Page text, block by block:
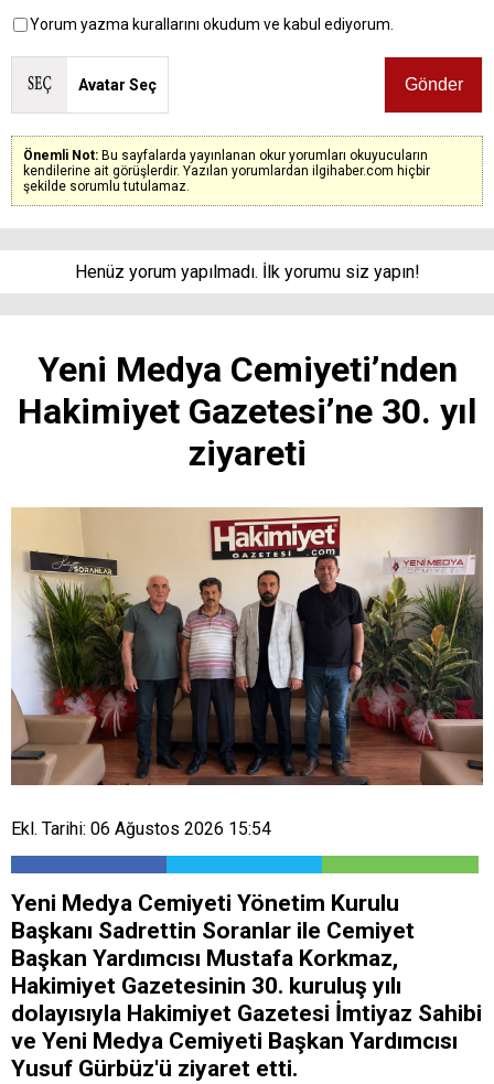
Yorum yazma kurallarını okudum ve kabul ediyorum.
Avatar Seç
Önemli Not: Bu sayfalarda yayınlanan okur yorumları okuyucuların
kendilerine ait görüşlerdir. Yazılan yorumlardan ilgihaber.com hiçbir
şekilde sorumlu tutulamaz.
Henüz yorum yapılmadı. İlk yorumu siz yapın!
Yeni Medya Cemiyeti’nden
Hakimiyet Gazetesi’ne 30. yıl
ziyareti
Ekl. Tarihi: 06 Ağustos 2026 15:54
Yeni Medya Cemiyeti Yönetim Kurulu
Başkanı Sadrettin Soranlar ile Cemiyet
Başkan Yardımcısı Mustafa Korkmaz,
Hakimiyet Gazetesinin 30. kuruluş yılı
dolayısıyla Hakimiyet Gazetesi İmtiyaz Sahibi
ve Yeni Medya Cemiyeti Başkan Yardımcısı
Yusuf Gürbüz'ü ziyaret etti.